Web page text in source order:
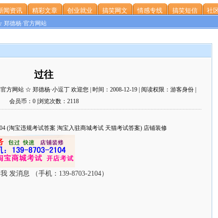
闻资讯 精彩文章 创业就业 搞笑网文 情感专线 搞笑短信 社
郑德杨·官方网站
过往
方网站 ☆ 郑德杨·小逗丁 欢迎您 | 时间：2008-12-19 | 阅读权限：游客身份 |
会员币：0 |浏览次数：2118
(淘宝违规考试答案 淘宝入驻商城考试 天猫考试答案) 店铺装修